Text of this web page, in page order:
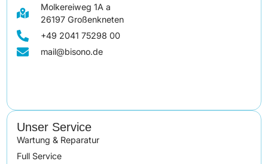
Molkereiweg 1A a
26197 Großenkneten
+49 2041 75298 00
mail@bisono.de
Unser Service
Wartung & Reparatur
Full Service